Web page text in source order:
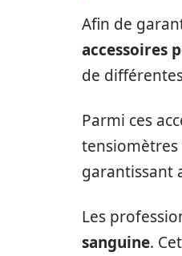
Afin de
accessoires
de
Parmi ces
garantissant
Les
sanguine.